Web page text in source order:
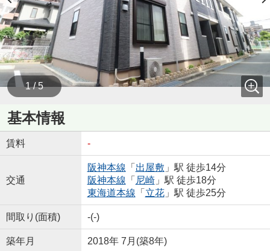
1 / 5
基本情報
賃料 -
交通
阪神本線 「 出屋敷 」駅 徒歩14分
阪神本線 「 尼崎」駅 徒歩18分
東海道本線 「 立花」駅 徒歩25分
間取り(面積) -(-)
築年月 2018年 7月(築8年)